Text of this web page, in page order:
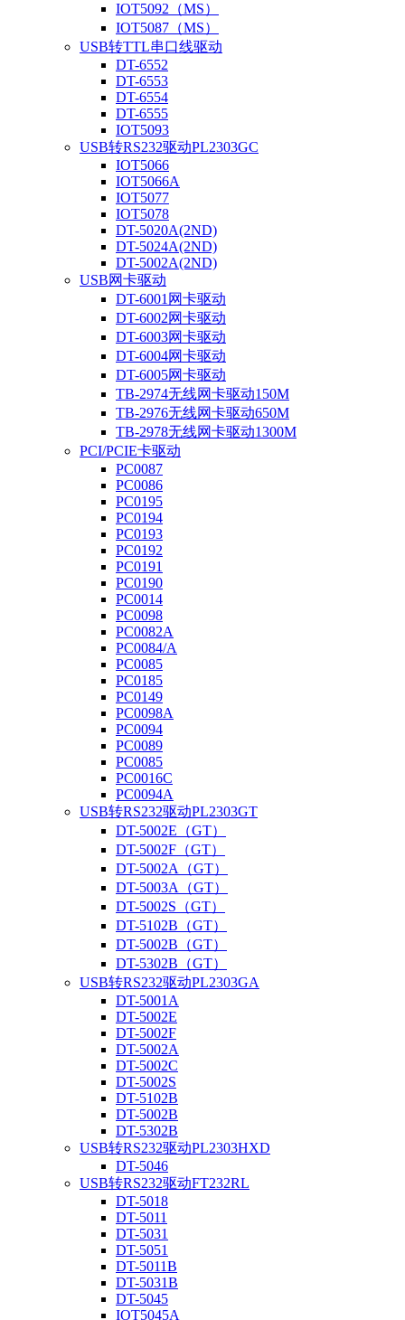
IOT5092（MS）
IOT5087（MS）
USB转TTL串口线驱动
DT-6552
DT-6553
DT-6554
DT-6555
IOT5093
USB转RS232驱动PL2303GC
IOT5066
IOT5066A
IOT5077
IOT5078
DT-5020A(2ND)
DT-5024A(2ND)
DT-5002A(2ND)
USB网卡驱动
DT-6001网卡驱动
DT-6002网卡驱动
DT-6003网卡驱动
DT-6004网卡驱动
DT-6005网卡驱动
TB-2974无线网卡驱动150M
TB-2976无线网卡驱动650M
TB-2978无线网卡驱动1300M
PCI/PCIE卡驱动
PC0087
PC0086
PC0195
PC0194
PC0193
PC0192
PC0191
PC0190
PC0014
PC0098
PC0082A
PC0084/A
PC0085
PC0185
PC0149
PC0098A
PC0094
PC0089
PC0085
PC0016C
PC0094A
USB转RS232驱动PL2303GT
DT-5002E（GT）
DT-5002F（GT）
DT-5002A（GT）
DT-5003A（GT）
DT-5002S（GT）
DT-5102B（GT）
DT-5002B（GT）
DT-5302B（GT）
USB转RS232驱动PL2303GA
DT-5001A
DT-5002E
DT-5002F
DT-5002A
DT-5002C
DT-5002S
DT-5102B
DT-5002B
DT-5302B
USB转RS232驱动PL2303HXD
DT-5046
USB转RS232驱动FT232RL
DT-5018
DT-5011
DT-5031
DT-5051
DT-5011B
DT-5031B
DT-5045
IOT5045A